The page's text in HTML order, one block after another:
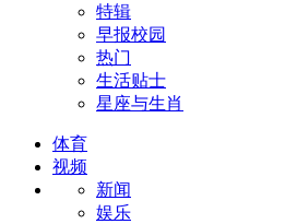
特辑
早报校园
热门
生活贴士
星座与生肖
体育
视频
新闻
娱乐